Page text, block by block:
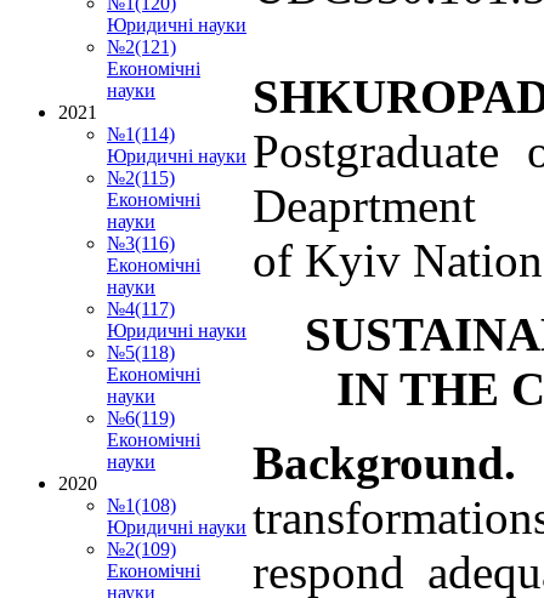
Deaprtment
of Kyiv
IN THE
Background.
respond
Юридичні науки
№2(121)
Економічні
науки
2021
№1(114)
Юридичні науки
№2(115)
Економічні
науки
№3(116)
Економічні
науки
№4(117)
Юридичні науки
№5(118)
Економічні
науки
№6(119)
Економічні
науки
2020
№1(108)
Юридичні науки
№2(109)
Економічні
науки